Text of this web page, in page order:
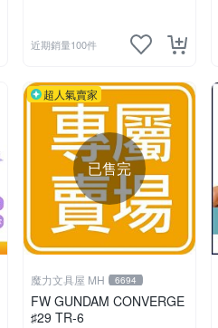
近期銷量100件
超人氣賣家
已售完
魔力文具屋 MH 6694
FW GUNDAM CONVERGE
♯29 TR-6